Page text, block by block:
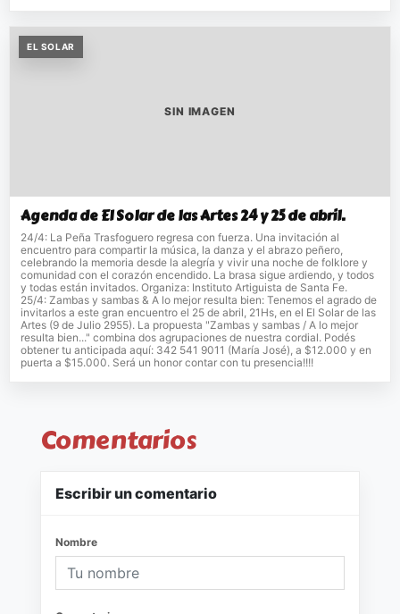
EL SOLAR
SIN IMAGEN
Agenda de El Solar de las Artes 24 y 25 de abril.
24/4: La Peña Trasfoguero regresa con fuerza. Una invitación al
encuentro para compartir la música, la danza y el abrazo peñero,
celebrando la memoria desde la alegría y vivir una noche de folklore y
comunidad con el corazón encendido. La brasa sigue ardiendo, y todos
y todas están invitados. Organiza: Instituto Artiguista de Santa Fe.
25/4: Zambas y sambas & A lo mejor resulta bien: Tenemos el agrado de
invitarlos a este gran encuentro el 25 de abril, 21Hs, en el El Solar de las
Artes (9 de Julio 2955). La propuesta "Zambas y sambas / A lo mejor
resulta bien..." combina dos agrupaciones de nuestra cordial. Podés
obtener tu anticipada aquí: 342 541 9011 (María José), a $12.000 y en
puerta a $15.000. Será un honor contar con tu presencia!!!!
Comentarios
Escribir un comentario
Nombre